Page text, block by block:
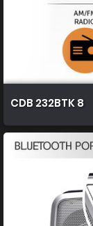
CDB 232BTK 8